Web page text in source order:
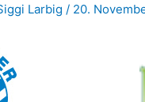
Larbig/ 20.